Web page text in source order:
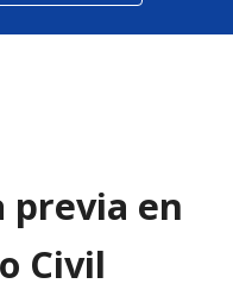
previa en
Civil